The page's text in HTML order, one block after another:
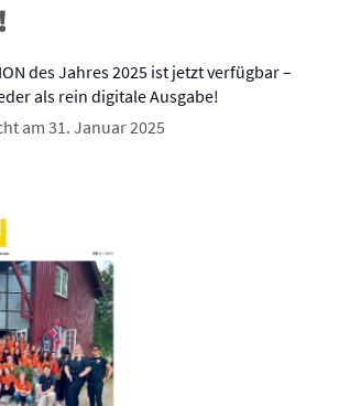
des Jahres 2025 ist jetzt verfügbar –
als rein digitale Ausgabe!
am 31. Januar 2025